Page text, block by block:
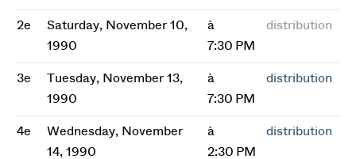
2e
Saturday, November 10,
1990
à
7:30 PM
distribution
3e
Tuesday, November 13,
1990
à
7:30 PM
distribution
4e
Wednesday, November
14, 1990
à
2:30 PM
distribution